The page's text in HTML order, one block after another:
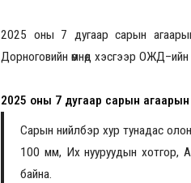
2025 оны 7 дугаар сарын агаарын
Дорноговийн өмнөд хэсгээр ОЖД–ийн
2025 оны 7 дугаар сарын
Сарын нийлбэр хур тунадас
100 мм, Их нууруудын хотгор,
байна.